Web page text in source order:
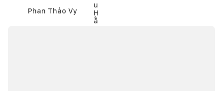
Phan Thảo Vy